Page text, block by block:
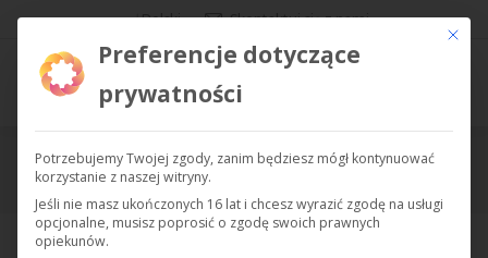
Polski Skontaktuj się z nami
OŚWIETLENIE
Jesteś tutaj:
Ce
Preferencje dotyczące
prywatności
Potrzebujemy Twojej zgody, zanim będziesz mógł kontynuować
korzystanie z naszej witryny.
Jeśli nie masz ukończonych 16 lat i chcesz wyrazić zgodę na usługi
opcjonalne, musisz poprosić o zgodę swoich prawnych
opiekunów.